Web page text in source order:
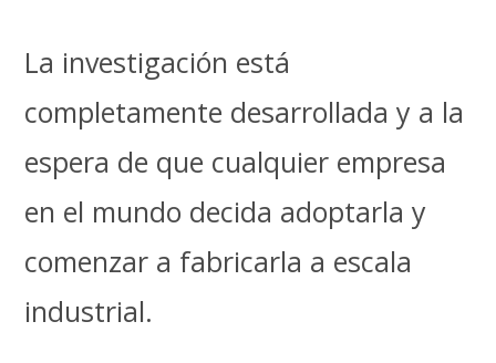
La investigación está
completamente desarrollada y a la
espera de que cualquier empresa
en el mundo decida adoptarla y
comenzar a fabricarla a escala
industrial.